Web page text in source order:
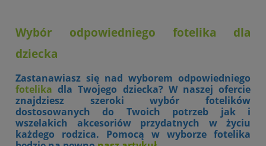
Wybór odpowiedniego fotelika dla
dziecka
Zastanawiasz się nad wyborem odpowiedniego
fotelika dla Twojego dziecka? W naszej ofercie
znajdziesz szeroki wybór fotelików
dostosowanych do Twoich potrzeb jak i
wszelakich akcesoriów przydatnych w życiu
każdego rodzica. Pomocą w wyborze fotelika